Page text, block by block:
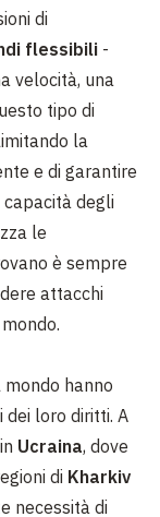
di
flessibili -
velocità, una
tipo di
la
e di garantire
degli
le
è sempre
attacchi
hanno
dei loro diritti. A
Ucraina, dove
di Kharkiv
necessità di